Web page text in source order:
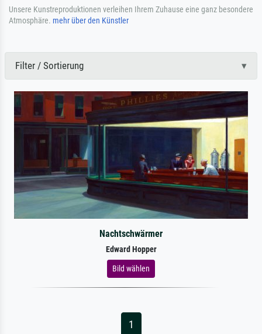
Unsere Kunstreproduktionen verleihen Ihrem Zuhause eine ganz besondere
Atmosphäre. mehr über den Künstler
Filter / Sortierung
Nachtschwärmer
Edward Hopper
Bild wählen
1